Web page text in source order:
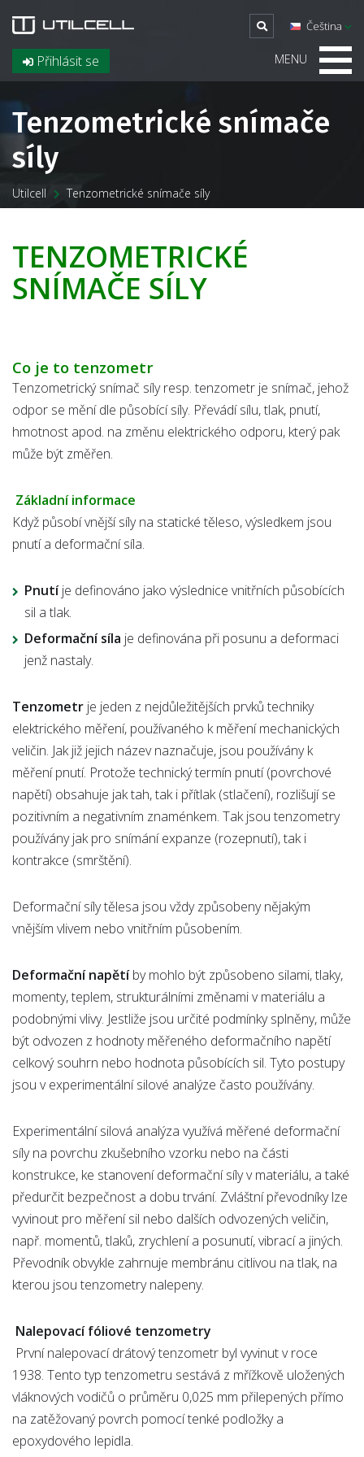
Přihlásit se
Čeština
MENU
Tenzometrické snímače
síly
Utilcell Tenzometrické snímače síly
TENZOMETRICKÉ
SNÍMAČE SÍLY
Co je to tenzometr
Tenzometrický snímač síly resp. tenzometr je snímač, jehož
odpor se mění dle působící síly. Převádí sílu, tlak, pnutí,
hmotnost apod. na změnu elektrického odporu, který pak
může být změřen.
Základní informace
Když působí vnější síly na statické těleso, výsledkem jsou
pnutí a deformační síla.
Pnutíje definováno jako výslednice vnitřních působících
sil a tlak.
Deformační síla je definována při posunu a deformaci
jenž nastaly.
Tenzometr je jeden z nejdůležitějších prvků techniky
elektrického měření, používaného k měření mechanických
veličin. Jak již jejich název naznačuje, jsou používány k
měření pnutí. Protože technický termín pnutí (povrchové
napětí) obsahuje jak tah, tak i přítlak (stlačení), rozlišují se
pozitivním a negativním znaménkem. Tak jsou tenzometry
používány jak pro snímání expanze (rozepnutí), tak i
kontrakce (smrštění).
Deformační síly tělesa jsou vždy způsobeny nějakým
vnějším vlivem nebo vnitřním působením.
Deformační napětíby mohlo být způsobeno silami, tlaky,
momenty, teplem, strukturálními změnami v materiálu a
podobnými vlivy. Jestliže jsou určité podmínky splněny, může
být odvozen z hodnoty měřeného deformačního napětí
celkový souhrn nebo hodnota působících sil. Tyto postupy
jsou v experimentální silové analýze často používány.
Experimentální silová analýza využívá měřené deformační
síly na povrchu zkušebního vzorku nebo na části
konstrukce, ke stanovení deformační síly v materiálu, a také
předurčit bezpečnost a dobu trvání. Zvláštní převodníky lze
vyvinout pro měření sil nebo dalších odvozených veličin,
např. momentů, tlaků, zrychlení a posunutí, vibrací a jiných.
Převodník obvykle zahrnuje membránu citlivou na tlak, na
kterou jsou tenzometry nalepeny.
Nalepovací fóliové tenzometry
První nalepovací drátový tenzometr byl vyvinut v roce
1938. Tento typ tenzometru sestává z mřížkově uložených
vláknových vodičů o průměru 0,025 mm přilepených přímo
na zatěžovaný povrch pomocí tenké podložky a
epoxydového lepidla.